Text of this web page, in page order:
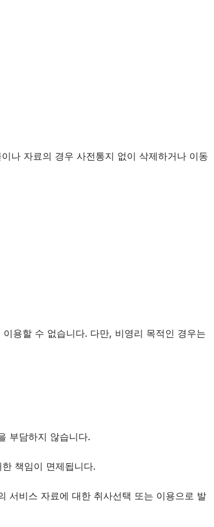
나 자료의 경우 사전통지 없이 삭제하거나 이동
용할 수 없습니다. 다만, 비영리 목적인 경우는
부담하지 않습니다.
책임이 면제됩니다.
서비스 자료에 대한 취사선택 또는 이용으로 발